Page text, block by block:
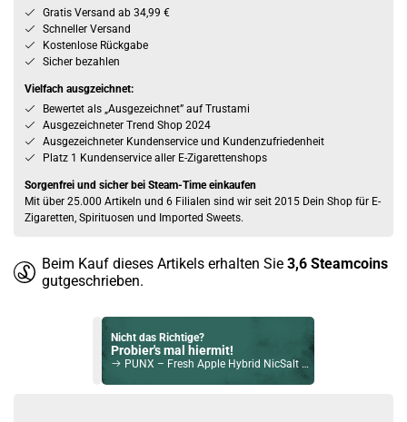
Gratis Versand ab 34,99 €
Schneller Versand
Kostenlose Rückgabe
Sicher bezahlen
Vielfach ausgzeichnet:
Bewertet als „Ausgezeichnet” auf Trustami
Ausgezeichneter Trend Shop 2024
Ausgezeichneter Kundenservice und Kundenzufriedenheit
Platz 1 Kundenservice aller E-Zigarettenshops
Sorgenfrei und sicher bei Steam-Time einkaufen
Mit über 25.000 Artikeln und 6 Filialen sind wir seit 2015 Dein Shop für E-
Zigaretten, Spirituosen und Imported Sweets.
Beim Kauf dieses Artikels erhalten Sie 3,6 Steamcoins
gutgeschrieben.
Nicht das Richtige?
Probier's mal hiermit!
PUNX – Fresh Apple Hybrid NicSalt Liquid by Riot Squad 10ml / 5mg